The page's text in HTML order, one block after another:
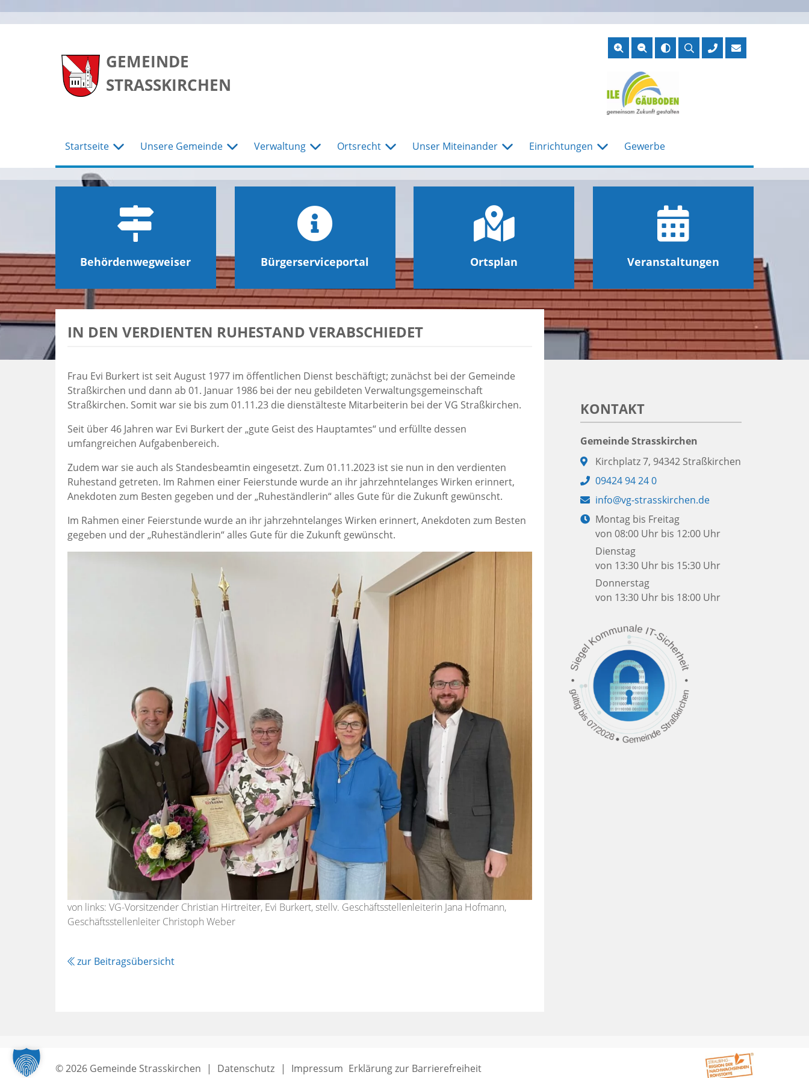
GEMEINDE
STRASSKIRCHEN
Suche
Startseite Unsere Gemeinde Verwaltung Ortsrecht Unser Miteinander Einrichtungen Gewerbe
Behördenwegweiser Bürgerserviceportal Ortsplan Veranstaltungen
IN DEN VERDIENTEN RUHESTAND VERABSCHIEDET
Frau Evi Burkert ist seit August 1977 im öffentlichen Dienst beschäftigt; zunächst bei der Gemeinde
Straßkirchen und dann ab 01. Januar 1986 bei der neu gebildeten Verwaltungsgemeinschaft
Straßkirchen. Somit war sie bis zum 01.11.23 die dienstälteste Mitarbeiterin bei der VG Straßkirchen.
Seit über 46 Jahren war Evi Burkert der „gute Geist des Hauptamtes“ und erfüllte dessen
umfangreichen Aufgabenbereich.
Zudem war sie auch als Standesbeamtin eingesetzt. Zum 01.11.2023 ist sie nun in den verdienten
Ruhestand getreten. Im Rahmen einer Feierstunde wurde an ihr jahrzehntelanges Wirken erinnert,
Anekdoten zum Besten gegeben und der „Ruheständlerin“ alles Gute für die Zukunft gewünscht.
Im Rahmen einer Feierstunde wurde an ihr jahrzehntelanges Wirken erinnert, Anekdoten zum Besten
gegeben und der „Ruheständlerin“ alles Gute für die Zukunft gewünscht.
von links: VG-Vorsitzender Christian Hirtreiter, Evi Burkert, stellv. Geschäftsstellenleiterin Jana Hofmann,
Geschäftsstellenleiter Christoph Weber
zur Beitragsübersicht
KONTAKT
Gemeinde Strasskirchen
Adresse:
Kirchplatz 7, 94342 Straßkirchen
Telefon:
09424 94 24 0
E-
Mail:
info@vg-strasskirchen.de
Öffnungszeiten:
Montag bis Freitag
von 08:00 Uhr bis 12:00 Uhr
Dienstag
von 13:30 Uhr bis 15:30 Uhr
Donnerstag
von 13:30 Uhr bis 18:00 Uhr
© 2026 Gemeinde Strasskirchen | Datenschutz Impressum Erklärung zur Barrierefreiheit